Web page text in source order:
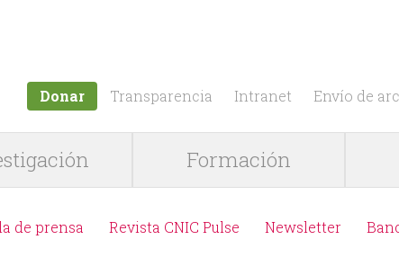
Donar Transparencia Intranet Envío de
Formación
de prensa Revista CNIC Pulse Newsletter